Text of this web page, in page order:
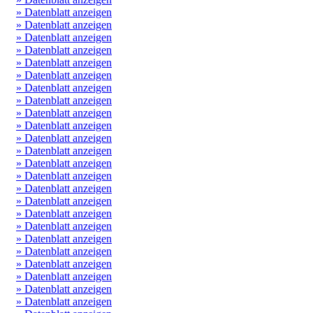
» Datenblatt anzeigen
» Datenblatt anzeigen
» Datenblatt anzeigen
» Datenblatt anzeigen
» Datenblatt anzeigen
» Datenblatt anzeigen
» Datenblatt anzeigen
» Datenblatt anzeigen
» Datenblatt anzeigen
» Datenblatt anzeigen
» Datenblatt anzeigen
» Datenblatt anzeigen
» Datenblatt anzeigen
» Datenblatt anzeigen
» Datenblatt anzeigen
» Datenblatt anzeigen
» Datenblatt anzeigen
» Datenblatt anzeigen
» Datenblatt anzeigen
» Datenblatt anzeigen
» Datenblatt anzeigen
» Datenblatt anzeigen
» Datenblatt anzeigen
» Datenblatt anzeigen